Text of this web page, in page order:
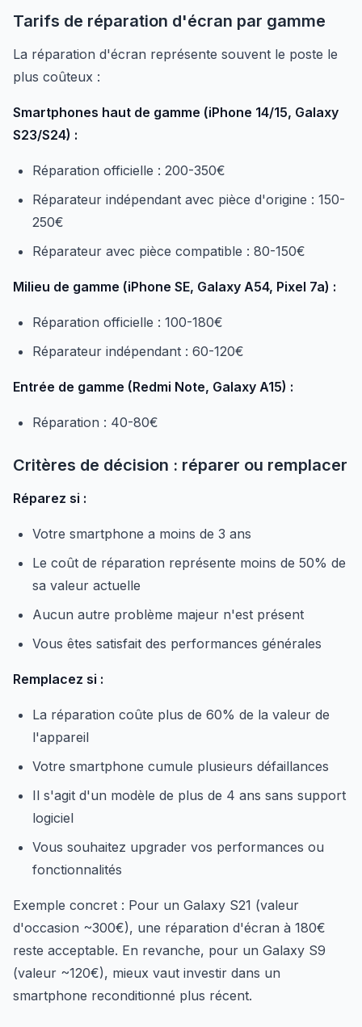
Tarifs de réparation d'écran par gamme
La réparation d'écran représente souvent le poste le
plus coûteux :
Smartphones haut de gamme (iPhone 14/15, Galaxy
S23/S24) :
Réparation officielle : 200-350€
Réparateur indépendant avec pièce d'origine : 150-
250€
Réparateur avec pièce compatible : 80-150€
Milieu de gamme (iPhone SE, Galaxy A54, Pixel 7a) :
Réparation officielle : 100-180€
Réparateur indépendant : 60-120€
Entrée de gamme (Redmi Note, Galaxy A15) :
Réparation : 40-80€
Critères de décision : réparer ou remplacer
Réparez si :
Votre smartphone a moins de 3 ans
Le coût de réparation représente moins de 50% de
sa valeur actuelle
Aucun autre problème majeur n'est présent
Vous êtes satisfait des performances générales
Remplacez si :
La réparation coûte plus de 60% de la valeur de
l'appareil
Votre smartphone cumule plusieurs défaillances
Il s'agit d'un modèle de plus de 4 ans sans support
logiciel
Vous souhaitez upgrader vos performances ou
fonctionnalités
Exemple concret : Pour un Galaxy S21 (valeur
d'occasion ~300€), une réparation d'écran à 180€
reste acceptable. En revanche, pour un Galaxy S9
(valeur ~120€), mieux vaut investir dans un
smartphone reconditionné plus récent.